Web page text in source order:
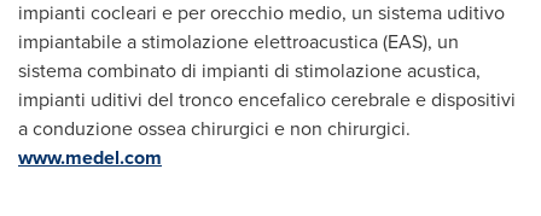
impianti cocleari e per orecchio medio, un sistema uditivo
impiantabile a stimolazione elettroacustica (EAS), un
sistema combinato di impianti di stimolazione acustica,
impianti uditivi del tronco encefalico cerebrale e dispositivi
a conduzione ossea chirurgici e non chirurgici.
www.medel.com